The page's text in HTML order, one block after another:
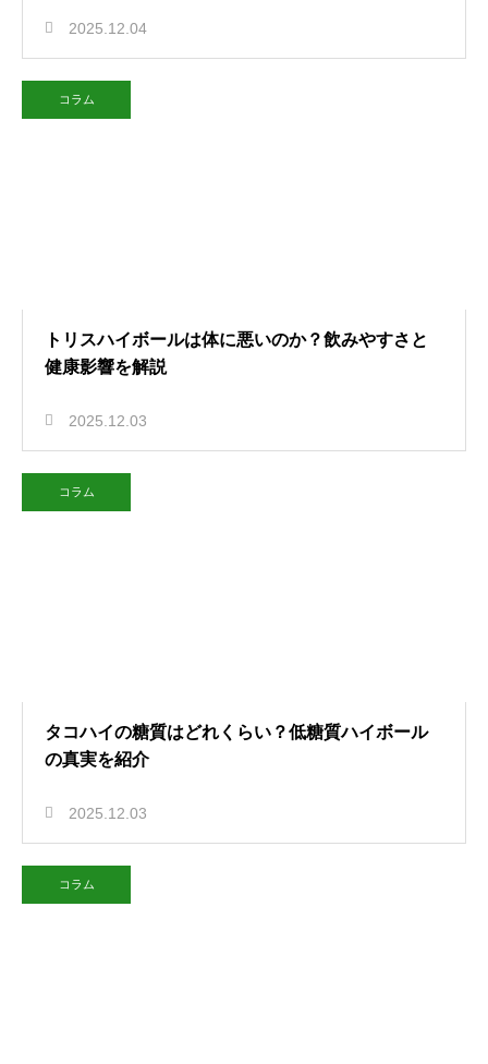
2025.12.04
コラム
トリスハイボールは体に悪いのか？飲みやすさと
健康影響を解説
2025.12.03
コラム
タコハイの糖質はどれくらい？低糖質ハイボール
の真実を紹介
2025.12.03
コラム